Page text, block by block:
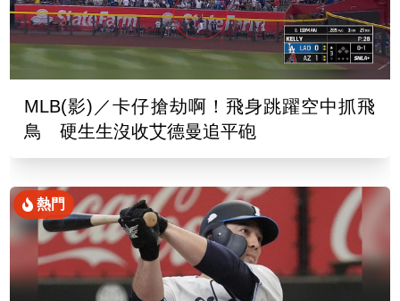
MLB(影)／卡仔搶劫啊！飛身跳躍空中抓飛
鳥 硬生生沒收艾德曼追平砲
熱門